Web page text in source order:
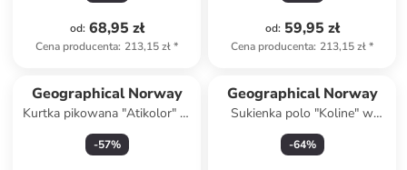
od: 68,95 zł
Cena producenta: 213,15 zł*
od: 59,95 zł
Cena producenta: 213,15 zł*
Geographical Norway
Kurtka pikowana "Atikolor" w
kolorze czarnym
-57%
Geographical Norway
Sukienka polo "Koline" w
kolorze granatowym
-64%